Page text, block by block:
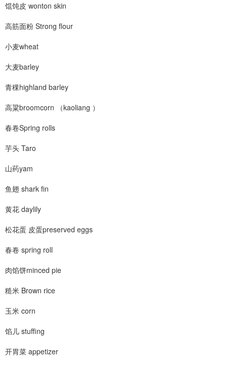
馄饨皮 wonton skin
高筋面粉 Strong flour
小麦wheat
大麦barley
青稞highland barley
高粱broomcorn （kaoliang ）
春卷Spring rolls
芋头 Taro
山药yam
鱼翅 shark fin
黄花 daylily
松花蛋 皮蛋preserved eggs
春卷 spring roll
肉馅饼minced pie
糙米 Brown rice
玉米 corn
馅儿 stuffing
开胃菜 appetizer